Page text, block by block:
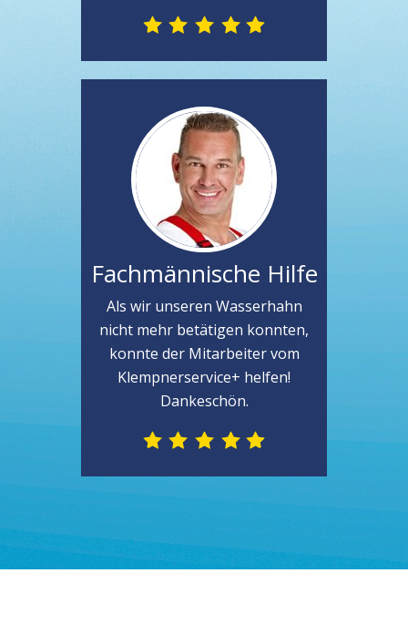
Fachmännische Hilfe
Als wir unseren Wasserhahn
nicht mehr betätigen konnten,
konnte der Mitarbeiter vom
Klempnerservice+ helfen!
Dankeschön.